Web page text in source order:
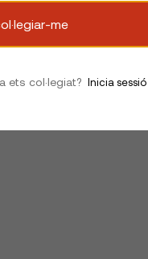
me
ets col·legiat? Inicia sessió